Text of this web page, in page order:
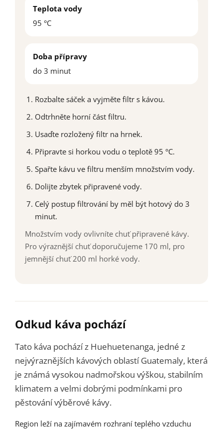
Teplota vody
95 °C
Doba přípravy
do 3 minut
Rozbalte sáček a vyjměte filtr s kávou.
Odtrhněte horní část filtru.
Usaďte rozložený filtr na hrnek.
Připravte si horkou vodu o teplotě 95 °C.
Spařte kávu ve filtru menším množstvím vody.
Dolijte zbytek připravené vody.
Celý postup filtrování by měl být hotový do 3
minut.
Množstvím vody ovlivníte chuť připravené kávy.
Pro výraznější chuť doporučujeme 170 ml, pro
jemnější chuť 200 ml horké vody.
Odkud káva pochází
Tato káva pochází z Huehuetenanga, jedné z
nejvýraznějších kávových oblastí Guatemaly, která
je známá vysokou nadmořskou výškou, stabilním
klimatem a velmi dobrými podmínkami pro
pěstování výběrové kávy.
Region leží na zajímavém rozhraní teplého vzduchu